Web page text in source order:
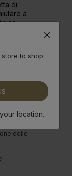
di
a
dei
delle
store to shop
location.